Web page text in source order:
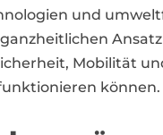
und
Mobilität
können.